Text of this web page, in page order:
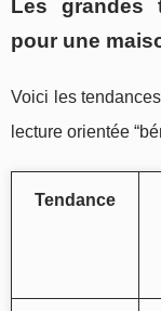
Les grandes
pour une
Voici les
lecture orientée
Tendance